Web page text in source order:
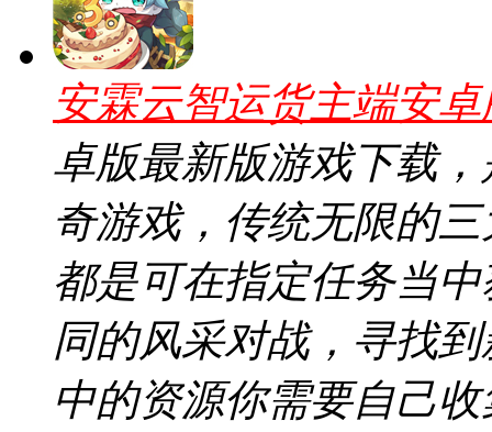
安霖云智运货主端安
卓版最新版游戏下载
奇游戏，传统无限的
都是可在指定任务当
同的风采对战，寻找
中的资源你需要自己